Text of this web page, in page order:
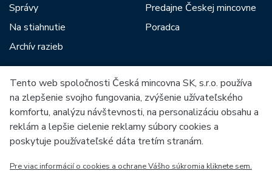
Správy
Na stiahnutie
Archív razieb
Predajne Českej mincovne
Poradca
Medzi našich partnerov patria:
Európska únia
Tento web spoločnosti Česká mincovna SK, s.r.o. používa
na zlepšenie svojho fungovania, zvýšenie užívateľského
komfortu, analýzu návštevnosti, na personalizáciu obsahu a
reklám a lepšie cielenie reklamy súbory cookies a
poskytuje používateľské dáta tretím stranám.
Pre viac informácií o cookies a ochrane Vášho súkromia kliknete sem.